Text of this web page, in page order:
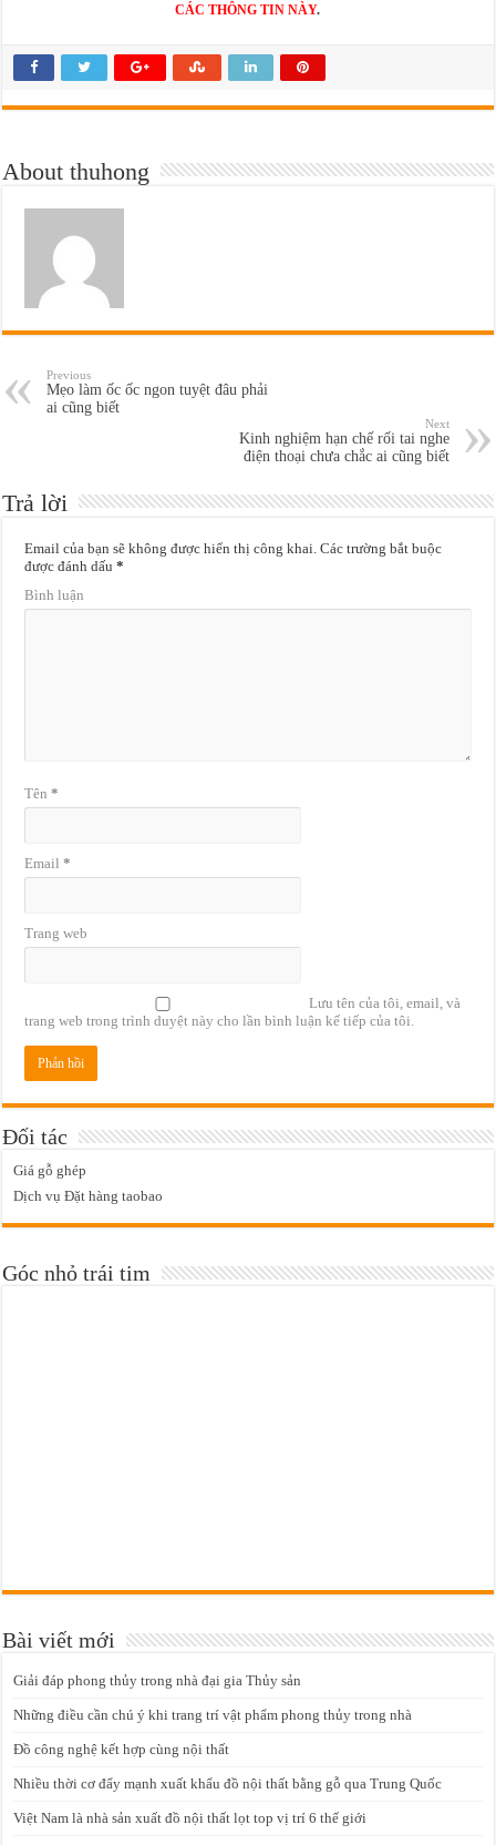
CÁC THÔNG TIN NÀY.
About thuhong
Previous
Mẹo làm ốc ốc ngon tuyệt đâu phải
ai cũng biết
Next
Kinh nghiệm hạn chế rối tai nghe
điện thoại chưa chắc ai cũng biết
Trả lời
Email của bạn sẽ không được hiển thị công khai. Các trường bắt buộc
được đánh dấu*
Bình luận
Tên*
Email*
Trang web
Lưu tên của tôi, email, và
trang web trong trình duyệt này cho lần bình luận kế tiếp của tôi.
Đối tác
Giá gỗ ghép
Dịch vụ Đặt hàng taobao
Góc nhỏ trái tim
Bài viết mới
Giải đáp phong thủy trong nhà đại gia Thủy sản
Những điều cần chú ý khi trang trí vật phẩm phong thủy trong nhà
Đồ công nghệ kết hợp cùng nội thất
Nhiều thời cơ đẩy mạnh xuất khẩu đồ nội thất bằng gỗ qua Trung Quốc
Việt Nam là nhà sản xuất đồ nội thất lọt top vị trí 6 thế giới